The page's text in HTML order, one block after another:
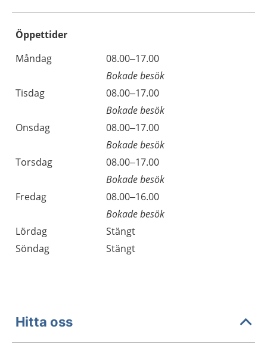
Öppettider
Dag
Öppettider
Kommentarer
Måndag
08.00–17.00
Bokade besök
Tisdag
08.00–17.00
Bokade besök
Onsdag
08.00–17.00
Bokade besök
Torsdag
08.00–17.00
Bokade besök
Fredag
08.00–16.00
Bokade besök
Lördag
Stängt
Söndag
Stängt
Hitta oss